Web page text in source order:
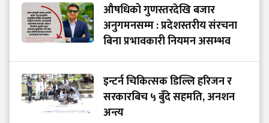
औषधिको गुणस्तरदेखि बजार
अनुगमनसम्म : प्रदेशस्तरीय संरचना
बिना प्रभावकारी नियमन असम्भव
इन्टर्न चिकित्सक डिल्लि हरिजन र
सरकारबिच ५ बुँदे सहमति, अनशन
अन्त्य